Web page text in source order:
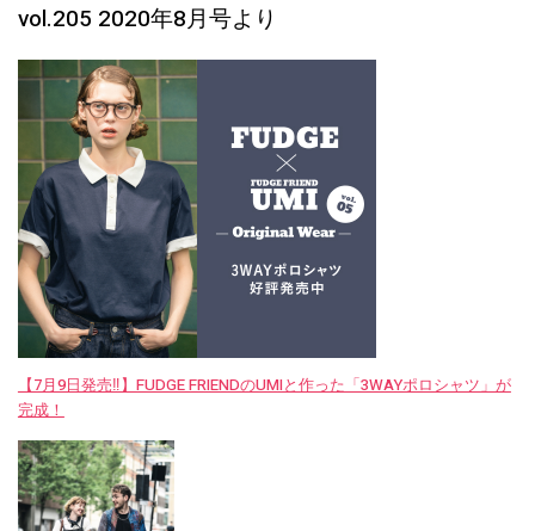
vol.205 2020年8月号より
【7月9日発売‼︎】FUDGE FRIENDのUMIと作った「3WAYポロシャツ」が
完成！